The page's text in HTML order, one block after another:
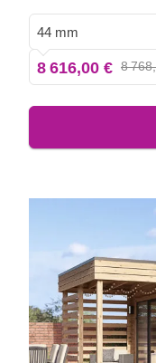
fonctionnels, est un
séparée. Quel
élégante cabine !
44 mm
8 616,00 € 8